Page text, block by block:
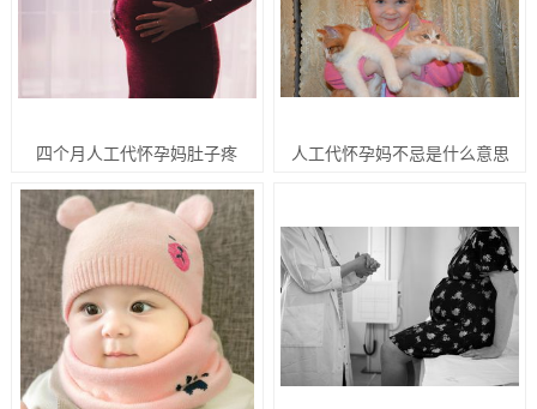
四个月人工代怀孕妈肚子疼 人工代怀孕妈不忌是什么意思